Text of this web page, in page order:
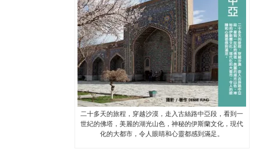
二十多天的旅程，穿越沙漠，走入古絲路中亞段，看到一
世紀的佛塔，美麗的湖光山色，神秘的伊斯蘭文化，現代
化的大都市，令人眼睛和心靈都感到滿足。